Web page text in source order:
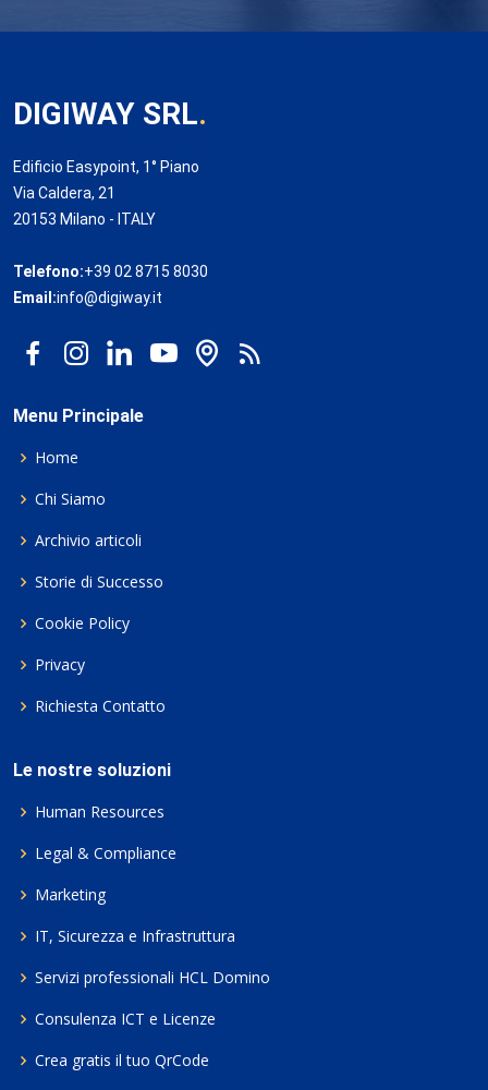
DIGIWAY SRL.
Edificio Easypoint, 1° Piano
Via Caldera, 21
20153 Milano - ITALY
Telefono:+39 02 8715 8030
Email:info@digiway.it
Menu Principale
Home
Chi Siamo
Archivio articoli
Storie di Successo
Cookie Policy
Privacy
Richiesta Contatto
Le nostre soluzioni
Human Resources
Legal & Compliance
Marketing
IT, Sicurezza e Infrastruttura
Servizi professionali HCL Domino
Consulenza ICT e Licenze
Crea gratis il tuo QrCode